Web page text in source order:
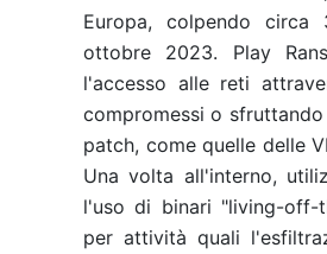
Europa, colpendo
ottobre 2023. Play
l'accesso alle reti
compromessi o
patch, come quelle delle
Una volta all'interno,
l'uso di binari "living-off-
per attività quali